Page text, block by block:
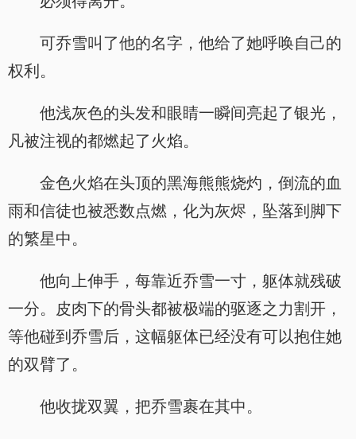
可乔雪叫了他的名字，他给了她呼唤自己的
权利。
他浅灰色的头发和眼睛一瞬间亮起了银光，
凡被注视的都燃起了火焰。
金色火焰在头顶的黑海熊熊烧灼，倒流的血
雨和信徒也被悉数点燃，化为灰烬，坠落到脚下
的繁星中。
他向上伸手，每靠近乔雪一寸，躯体就残破
一分。皮肉下的骨头都被极端的驱逐之力割开，
等他碰到乔雪后，这幅躯体已经没有可以抱住她
的双臂了。
他收拢双翼，把乔雪裹在其中。